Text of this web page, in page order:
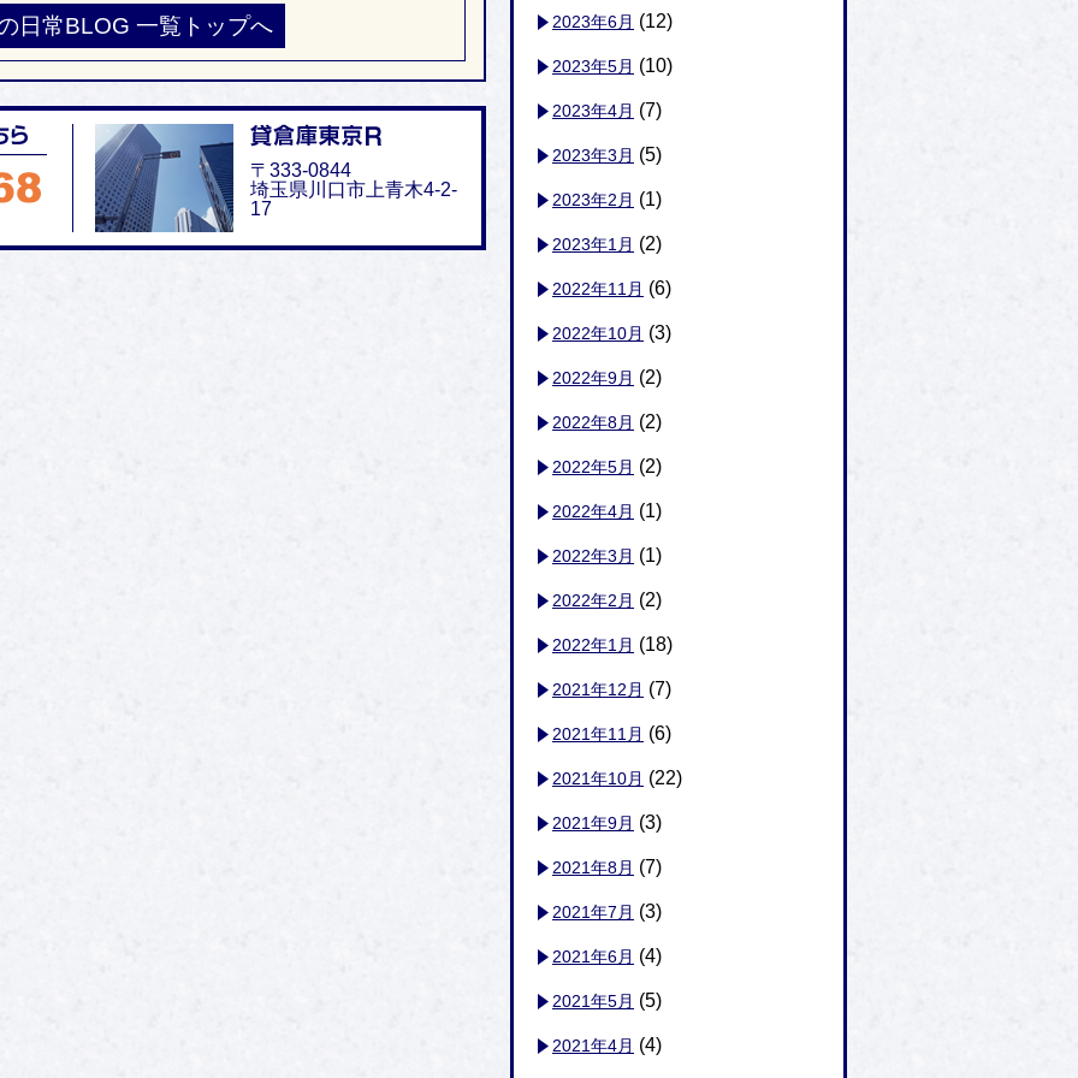
日常BLOG 一覧トップへ
〒333-0844
埼玉県川口市上青木4-2-
17
2023年6月 (12)
2023年5月 (10)
2023年4月 (7)
2023年3月 (5)
2023年2月 (1)
2023年1月 (2)
2022年11月 (6)
2022年10月 (3)
2022年9月 (2)
2022年8月 (2)
2022年5月 (2)
2022年4月 (1)
2022年3月 (1)
2022年2月 (2)
2022年1月 (18)
2021年12月 (7)
2021年11月 (6)
2021年10月 (22)
2021年9月 (3)
2021年8月 (7)
2021年7月 (3)
2021年6月 (4)
2021年5月 (5)
2021年4月 (4)